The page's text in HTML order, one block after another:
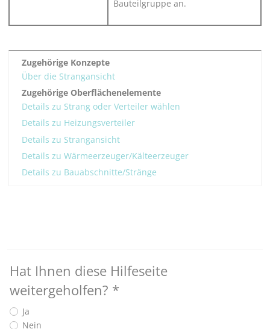
Bauteilgruppe an.
Zugehörige Konzepte
Über die Strangansicht
Zugehörige Oberflächenelemente
Details zu Strang oder Verteiler wählen
Details zu Heizungsverteiler
Details zu Strangansicht
Details zu Wärmeerzeuger/Kälteerzeuger
Details zu Bauabschnitte/Stränge
Hat Ihnen diese Hilfeseite
weitergeholfen? *
Ja
Nein